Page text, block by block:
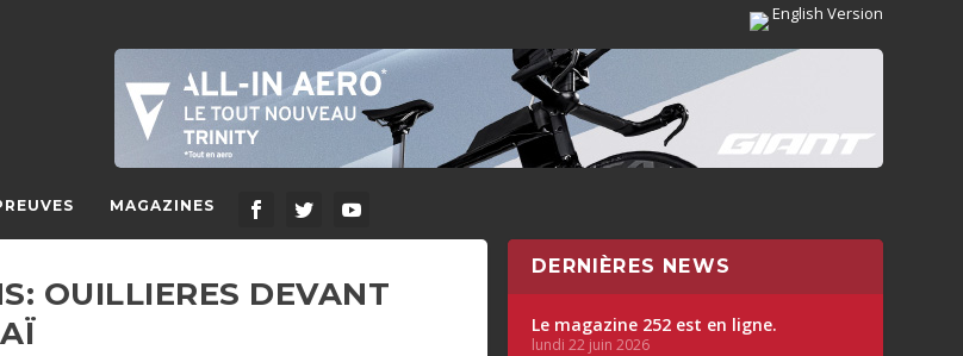
English Version
MAGAZINES
OUILLIERES DEVANT
DERNIÈRES NEWS
Le magazine 252 est en ligne.
lundi 22 juin 2026